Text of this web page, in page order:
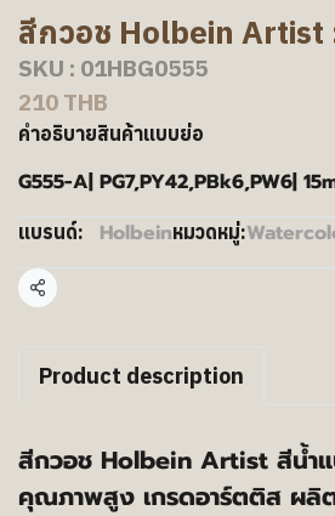
สีกวอช Holbein Artist
SKU : 01HBG0555
210 THB
คำอธิบายสินค้าแบบย่อ
G555-A| PG7,PY42,PBk6,PW6|
แบรนด์: Holbeinหมวดหมู่:
แชร์
Product description
สีกวอช Holbein Artist สีน้ำ
คุณภาพสูง เกรดอาร์ตติส ผลิ